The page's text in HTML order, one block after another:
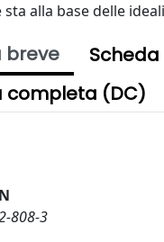
alla base delle
breve
completa (DC)
808-3